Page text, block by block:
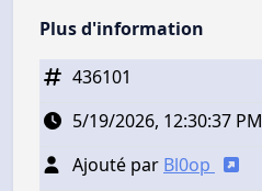
Plus d'information
436101
5/19/2026, 12:30:37 PM
Ajouté par Bl0op